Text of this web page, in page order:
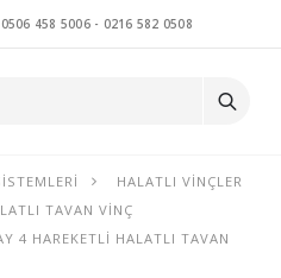
0506 458 5006- 0216 582 0508
HALATLI VINÇLER
TAVAN VINÇ
4 HAREKETLI HALATLI TAVAN